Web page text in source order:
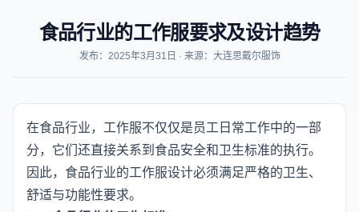
食品行业的工作服要求及设计趋势
发布：2025年3月31日 · 来源：大连思戴尔服饰
在食品行业，工作服不仅仅是员工日常工作中的一部
分，它们还直接关系到食品安全和卫生标准的执行。
因此，食品行业的工作服设计必须满足严格的卫生、
舒适与功能性要求。